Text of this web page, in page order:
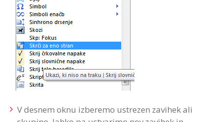
V desnem oknu izberemo ustrezen zavihek ali